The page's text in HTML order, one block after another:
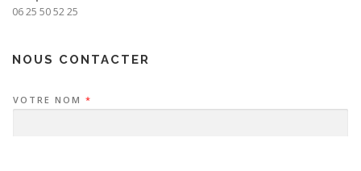
06 25 50 52 25
NOUS CONTACTER
VOTRE NOM *